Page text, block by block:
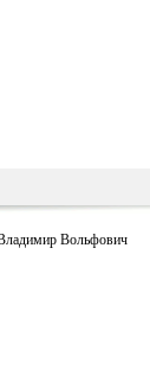
Вольфович